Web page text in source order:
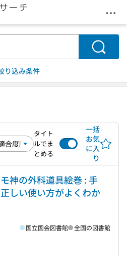
メ
検索
り込み条件
タイト
ルでま
とめる
一括
お気
に入
り
神の外科道具絵巻 : 手
しい使い方がよくわか
国立国会図書館 全国の図書館